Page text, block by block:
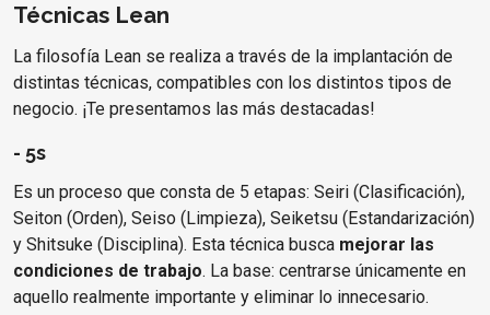
Técnicas Lean
La filosofía Lean se realiza a través de la implantación de
distintas técnicas, compatibles con los distintos tipos de
negocio. ¡Te presentamos las más destacadas!
- 5s
Es un proceso que consta de 5 etapas: Seiri (Clasificación),
Seiton (Orden), Seiso (Limpieza), Seiketsu (Estandarización)
y Shitsuke (Disciplina). Esta técnica busca mejorar las
condiciones de trabajo. La base: centrarse únicamente en
aquello realmente importante y eliminar lo innecesario.